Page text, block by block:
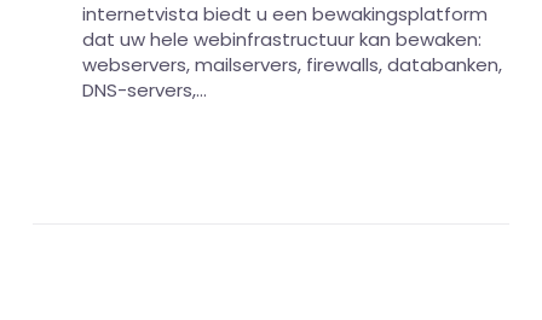
internetvista biedt u een bewakingsplatform
dat uw hele webinfrastructuur kan bewaken:
webservers, mailservers, firewalls, databanken,
DNS-servers,...